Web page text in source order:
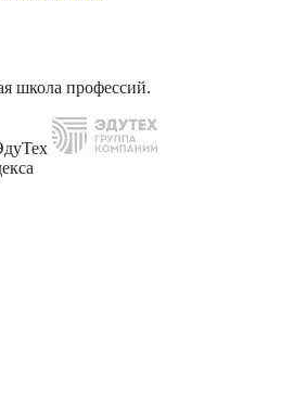
школа профессий.